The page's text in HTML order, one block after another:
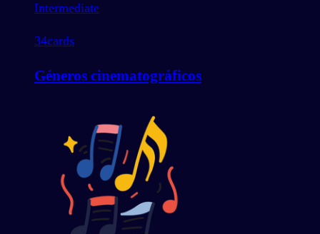
Intermediate
34cards
Géneros cinematográficos